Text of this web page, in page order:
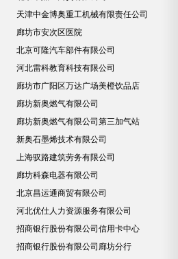
天津中金博奥重工机械有限责任公司
廊坊市安次区医院
北京可隆汽车部件有限公司
河北雷科教育科技有限公司
廊坊市广阳区万达广场美橙饮品店
廊坊新奥燃气有限公司
廊坊新奥燃气有限公司第三加气站
新奥石墨烯技术有限公司
上海驭路建筑劳务有限公司
廊坊科森电器有限公司
北京昌运通商贸有限公司
河北优仕人力资源服务有限公司
招商银行股份有限公司信用卡中心
招商银行股份有限公司廊坊分行